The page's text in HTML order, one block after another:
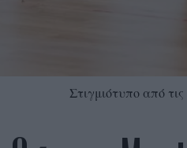
Στιγμιότυπο από